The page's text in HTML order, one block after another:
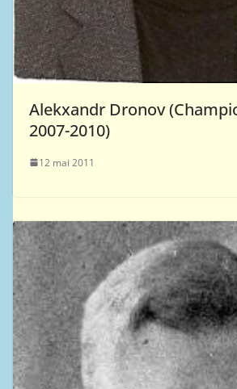
Alekxandr Dronov
2007-2010)
12 mai 2011